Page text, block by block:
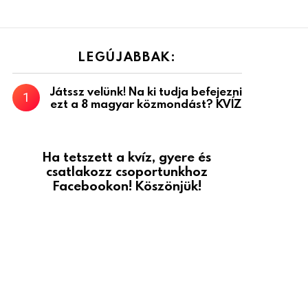
LEGÚJABBAK:
Játssz velünk! Na ki tudja befejezni
ezt a 8 magyar közmondást? KVÍZ
Ha tetszett a kvíz, gyere és
csatlakozz csoportunkhoz
Facebookon! Köszönjük!